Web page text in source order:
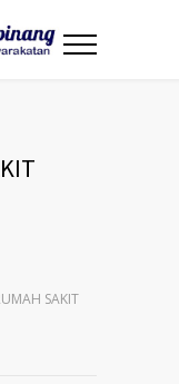
SAKIT